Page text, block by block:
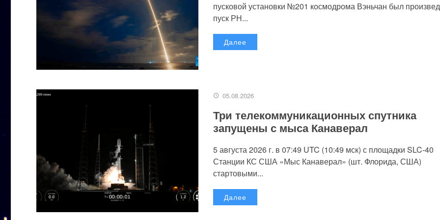
пусковой установки №201 космодрома Вэньчан был
пуск РН...
Далее
05.08.2026
Три телекоммуникационных спутника
запущены с мыса Канаверал
5 августа 2026 г. в 07:49 UTC (10:49 мск) с площадки SLC-40
Станции КС США «Мыс Канаверал» (шт. Флорида, США)
стартовыми...
Далее